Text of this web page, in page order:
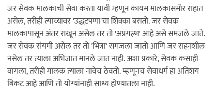
जर सेवक मालकाची सेवा करता यावी म्हणून कायम मालकासमोर राहात
असेल, तरीही त्याच्यावर 'उद्धटपणा'चा शिक्का बसतो. जर सेवक
मालकापासून अंतर राखून असेल तर तो 'अप्रगल्भ' आहे असे समजले जाते.
जर सेवक संयमी असेल तर तो 'भित्रा' समजला जातो आणि जर सहनशील
नसेल तर त्याला अभिजात मानले जात नाही. अशा प्रकारे, सेवक कसाही
वागला, तरीही मालक त्याला नावेच ठेवतो. म्हणूनच सेवाधर्म हा अतिशय
बिकट आहे आणि तो योग्यांनाही साध्य होण्यातला नाही.